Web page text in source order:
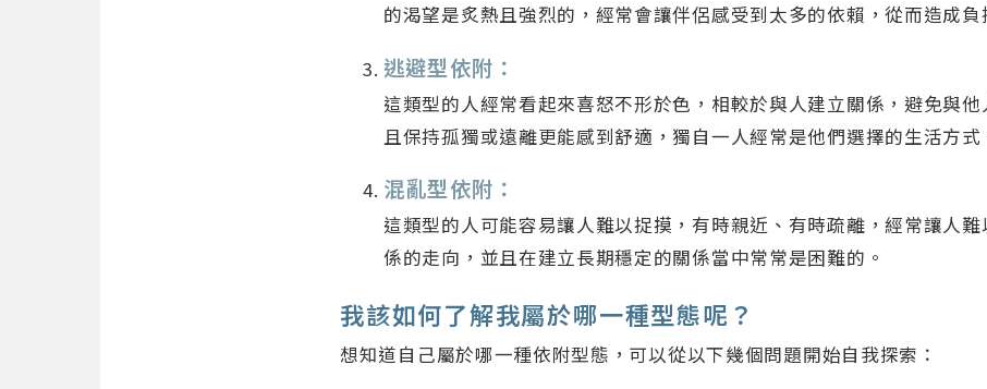
的渴望是炙熱且強烈的，經常會讓伴侶感受到太多的依賴，從而造成負
逃避型依附：
這類型的人經常看起來喜怒不形於色，相較於與人建立關係，避免與
且保持孤獨或遠離更能感到舒適，獨自一人經常是他們選擇的生活方式
混亂型依附：
這類型的人可能容易讓人難以捉摸，有時親近、有時疏離，經常讓人
係的走向，並且在建立長期穩定的關係當中常常是困難的。
我該如何了解我屬於哪一種型態呢？
想知道自己屬於哪一種依附型態，可以從以下幾個問題開始自我探索：